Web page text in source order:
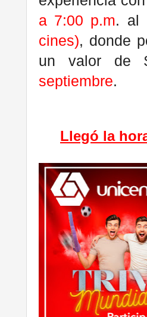
a 7:00 p.m. al
cines), donde
un valor de
septiembre.
Llegó la